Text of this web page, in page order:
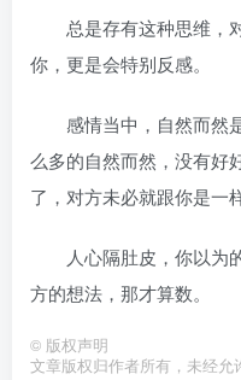
总是存有这种思维，
你，更是会特别反感。
感情当中，自然而然
么多的自然而然，没有好
了，对方未必就跟你是一
人心隔肚皮，你以为
方的想法，那才算数。
© 版权声明
文章版权归作者所有，未经允